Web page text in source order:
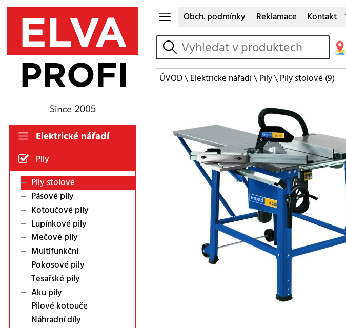
Elektrické nářadí
Pily
Pily stolové
Pásové pily
Kotoučové pily
Lupínkové pily
Mečové pily
Multifunkční
Pokosové pily
Tesařské pily
Aku pily
Pilové kotouče
Náhradní díly
Obch. podmínky Reklamace Kontakt
vyhledat
ÚVOD\Elektrické nářadí\Pily\Pily stolové (9)